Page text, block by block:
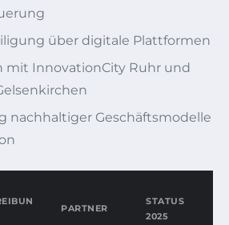
über digitale Plattformen
mit InnovationCity Ruhr und
nachhaltiger Geschäftsmodelle
PARTNER
STATUS
2025